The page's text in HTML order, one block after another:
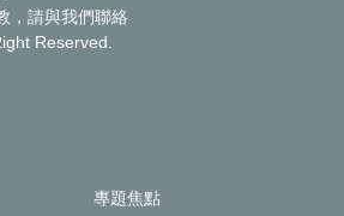
，請與我們聯絡
Reserved.
專題焦點